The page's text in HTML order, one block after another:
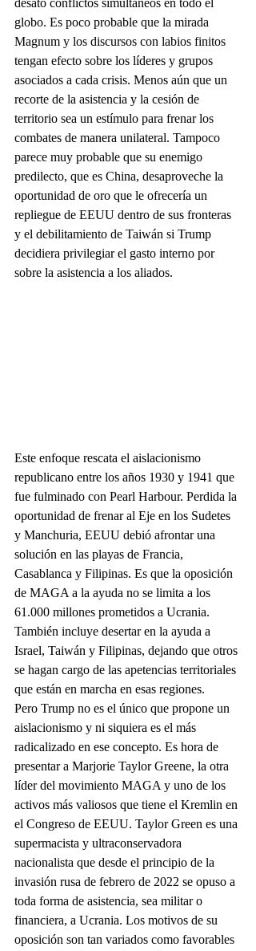
globo. Es poco probable que la mirada
Magnum y los discursos con labios finitos
tengan efecto sobre los líderes y grupos
asociados a cada crisis. Menos aún que un
recorte de la asistencia y la cesión de
territorio sea un estímulo para frenar los
combates de manera unilateral. Tampoco
parece muy probable que su enemigo
predilecto, que es China, desaproveche la
oportunidad de oro que le ofrecería un
repliegue de EEUU dentro de sus fronteras
y el debilitamiento de Taiwán si Trump
decidiera privilegiar el gasto interno por
sobre la asistencia a los aliados.
Este enfoque rescata el aislacionismo
republicano entre los años 1930 y 1941 que
fue fulminado con Pearl Harbour. Perdida la
oportunidad de frenar al Eje en los Sudetes
y Manchuria, EEUU debió afrontar una
solución en las playas de Francia,
Casablanca y Filipinas. Es que la oposición
de MAGA a la ayuda no se limita a los
61.000 millones prometidos a Ucrania.
También incluye desertar en la ayuda a
Israel, Taiwán y Filipinas, dejando que otros
se hagan cargo de las apetencias territoriales
que están en marcha en esas regiones.
Pero Trump no es el único que propone un
aislacionismo y ni siquiera es el más
radicalizado en ese concepto. Es hora de
presentar a Marjorie Taylor Greene, la otra
líder del movimiento MAGA y uno de los
activos más valiosos que tiene el Kremlin en
el Congreso de EEUU. Taylor Green es una
supermacista y ultraconservadora
nacionalista que desde el principio de la
invasión rusa de febrero de 2022 se opuso a
toda forma de asistencia, sea militar o
financiera, a Ucrania. Los motivos de su
oposición son tan variados como favorables